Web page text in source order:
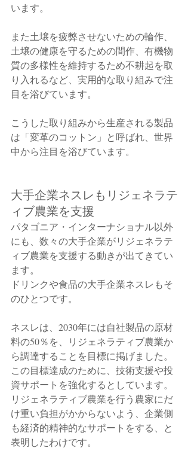
います。
また土壌を疲弊させないための輪作、
土壌の健康を守るための間作、有機物
質の多様性を維持するため不耕起を取
り入れるなど、実用的な取り組みで注
目を浴びています。
こうした取り組みから生産される製品
は「変革のコットン」と呼ばれ、世界
中から注目を浴びています。
大手企業ネスレもリジェネラテ
ィブ農業を支援
パタゴニア・インターナショナル以外
にも、数々の大手企業がリジェネラテ
ィブ農業を支援する動きが出てきてい
ます。
ドリンクや食品の大手企業ネスレもそ
のひとつです。
ネスレは、2030年には自社製品の原材
料の50％を、リジェネラティブ農業か
ら調達することを目標に掲げました。
この目標達成のために、技術支援や投
資サポートを強化するとしています。
リジェネラティブ農業を行う農家にだ
け重い負担がかからないよう、企業側
も経済的精神的なサポートをする、と
表明したわけです。